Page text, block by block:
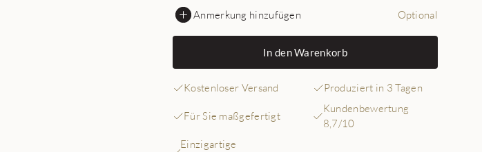
Anmerkung hinzufügen Optional
In den Warenkorb
Kostenloser Versand Produziert in 3 Tagen
Für Sie maßgefertigt
Kundenbewertung
8,7/10
Einzigartige